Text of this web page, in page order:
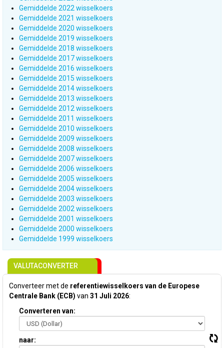
Gemiddelde 2022 wisselkoers
Gemiddelde 2021 wisselkoers
Gemiddelde 2020 wisselkoers
Gemiddelde 2019 wisselkoers
Gemiddelde 2018 wisselkoers
Gemiddelde 2017 wisselkoers
Gemiddelde 2016 wisselkoers
Gemiddelde 2015 wisselkoers
Gemiddelde 2014 wisselkoers
Gemiddelde 2013 wisselkoers
Gemiddelde 2012 wisselkoers
Gemiddelde 2011 wisselkoers
Gemiddelde 2010 wisselkoers
Gemiddelde 2009 wisselkoers
Gemiddelde 2008 wisselkoers
Gemiddelde 2007 wisselkoers
Gemiddelde 2006 wisselkoers
Gemiddelde 2005 wisselkoers
Gemiddelde 2004 wisselkoers
Gemiddelde 2003 wisselkoers
Gemiddelde 2002 wisselkoers
Gemiddelde 2001 wisselkoers
Gemiddelde 2000 wisselkoers
Gemiddelde 1999 wisselkoers
VALUTACONVERTER
Converteer met de referentiewisselkoers van de Europese
Centrale Bank (ECB) van 31 Juli 2026:
Converteren van:
naar: